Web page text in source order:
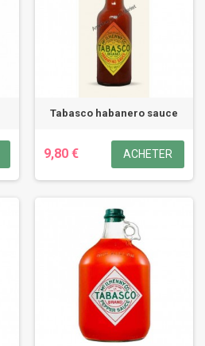
Tabasco habanero sauce
9,80 € ACHETER